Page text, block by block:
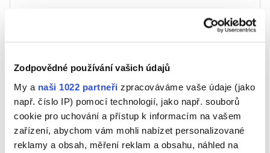
Zodpovědné používání vašich údajů
My a naši 1022 partneři zpracováváme vaše údaje (jako
např. číslo IP) pomocí technologií, jako např. souborů
cookie pro uchování a přístup k informacím na vašem
zařízení, abychom vám mohli nabízet personalizované
reklamy a obsah, měření reklam a obsahu, náhled na
Jméno
E-mail